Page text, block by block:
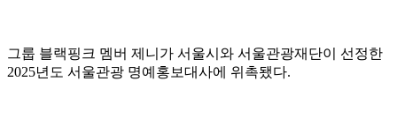
그룹 블랙핑크 멤버 제니가 서울시와 서울관광재단이 선정한
2025년도 서울관광 명예홍보대사에 위촉됐다.